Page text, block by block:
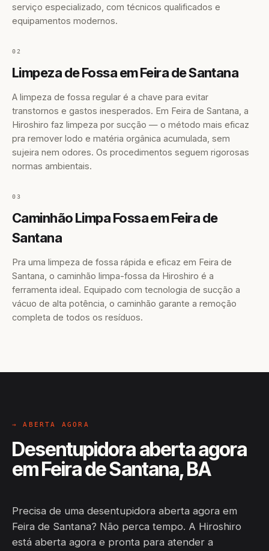
serviço especializado, com técnicos qualificados e
equipamentos modernos.
02
Limpeza de Fossa em Feira de Santana
A limpeza de fossa regular é a chave para evitar
transtornos e gastos inesperados. Em Feira de Santana, a
Hiroshiro faz limpeza por sucção — o método mais eficaz
pra remover lodo e matéria orgânica acumulada, sem
sujeira nem odores. Os procedimentos seguem rigorosas
normas ambientais.
03
Caminhão Limpa Fossa em Feira de
Santana
Pra uma limpeza de fossa rápida e eficaz em Feira de
Santana, o caminhão limpa-fossa da Hiroshiro é a
ferramenta ideal. Equipado com tecnologia de sucção a
vácuo de alta potência, o caminhão garante a remoção
completa de todos os resíduos.
→ ABERTA AGORA
Desentupidora aberta agora
em Feira de Santana, BA
Precisa de uma desentupidora aberta agora em
Feira de Santana? Não perca tempo. A Hiroshiro
está aberta agora e pronta para atender a